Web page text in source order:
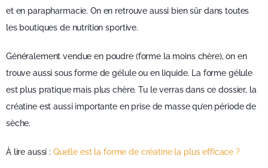
et en parapharmacie. On en retrouve aussi bien sûr dans toutes
les boutiques de nutrition sportive.
Généralement vendue en poudre (forme la moins chère), on en
trouve aussi sous forme de gélule ou en liquide. La forme gélule
est plus pratique mais plus chère. Tu le verras dans ce dossier, la
créatine est aussi importante en prise de masse qu’en période de
sèche.
À lire aussi : Quelle est la forme de créatine la plus efficace ?